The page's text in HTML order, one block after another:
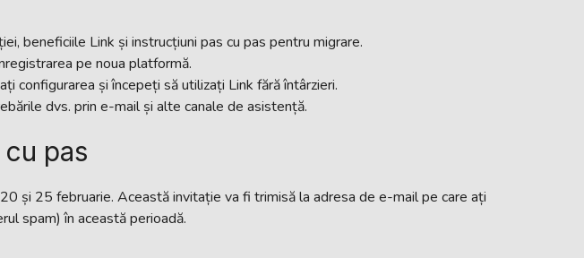
beneficiile Link și instrucțiuni pas cu pas pentru migrare.
pe noua platformă.
configurarea și începeți să utilizați Link fără întârzieri.
dvs. prin e-mail și alte canale de asistență.
pas
și 25 februarie. Această invitație va fi trimisă la adresa de e-mail pe care ați
spam) în această perioadă.